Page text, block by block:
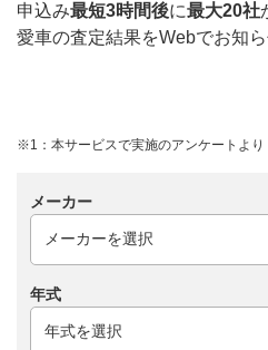
申込み最短3時間後に最大20社
愛車の査定結果をWebでお知ら
※1：本サービスで実施のアンケートより
メーカー
年式